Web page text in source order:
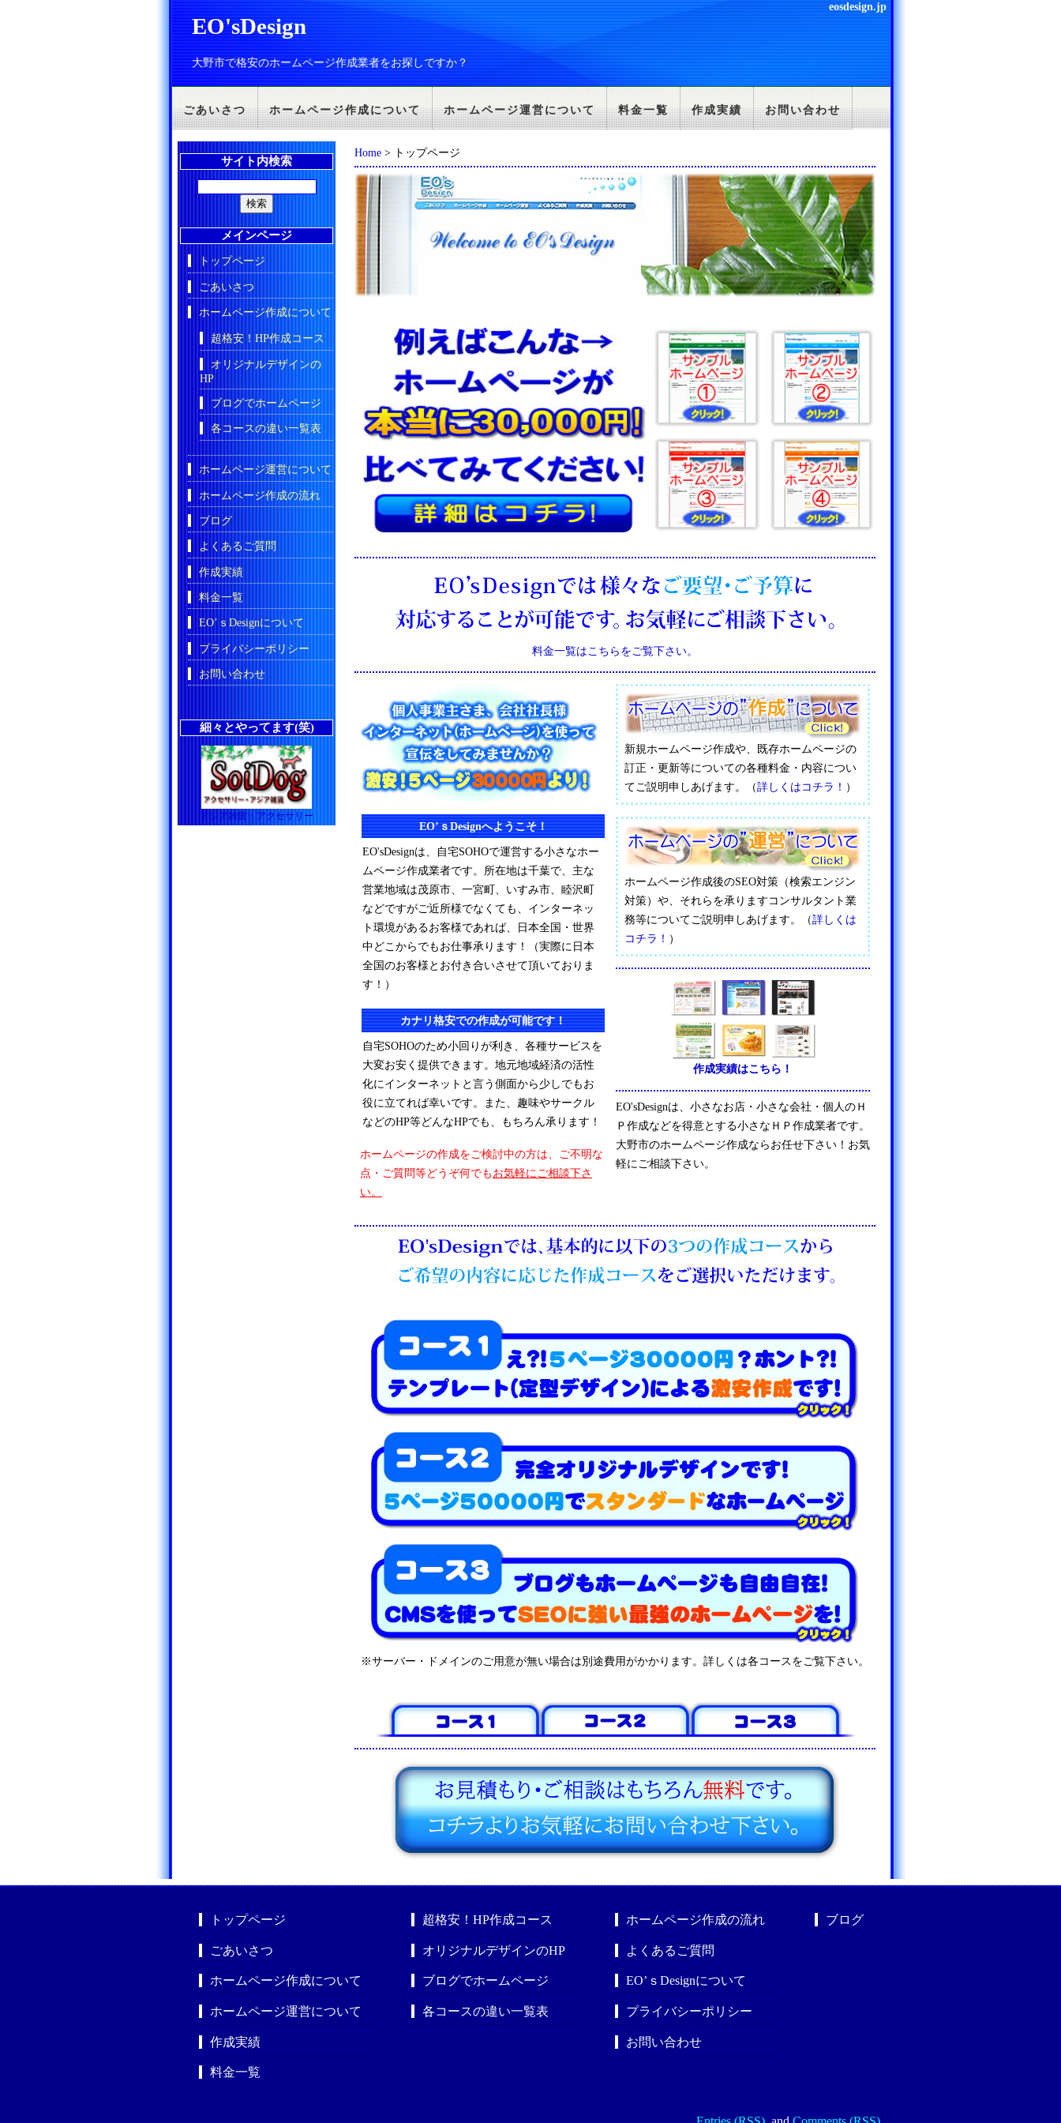
EO'sDesign
大野市で格安のホームページ作成業者をお探しですか？
eosdesign.jp
ごあいさつ ホームページ作成について ホームページ運営について 料金一覧 作成実績 お問い合わせ
Home > トップページ
料金一覧はこちらをご覧下さい。
EO’ｓDesignへようこそ！
EO'sDesignは、自宅SOHOで運営する小さなホー
ムページ作成業者です。所在地は千葉で、主な
営業地域は茂原市、一宮町、いすみ市、睦沢町
などですがご近所様でなくても、インターネッ
ト環境があるお客様であれば、日本全国・世界
中どこからでもお仕事承ります！（実際に日本
全国のお客様とお付き合いさせて頂いておりま
す！）
カナリ格安での作成が可能です！
自宅SOHOのため小回りが利き、各種サービスを
大変お安く提供できます。地元地域経済の活性
化にインターネットと言う側面から少しでもお
役に立てれば幸いです。また、趣味やサークル
などのHP等どんなHPでも、もちろん承ります！
ホームページの作成をご検討中の方は、ご不明な
点・ご質問等どうぞ何でもお気軽にご相談下さ
い。
新規ホームページ作成や、既存ホームページの
訂正・更新等についての各種料金・内容につい
てご説明申しあげます。（詳しくはコチラ！ ）
ホームページ作成後のSEO対策（検索エンジン
対策）や、それらを承りますコンサルタント業
務等についてご説明申しあげます。（詳しくは
コチラ！ ）
作成実績はこちら！
EO'sDesignは、小さなお店・小さな会社・個人のＨ
Ｐ作成などを得意とする小さなＨＰ作成業者です。
大野市のホームページ作成ならお任せ下さい！お気
軽にご相談下さい。
※サーバー・ドメインのご用意が無い場合は別途費用がかかります。詳しくは各コースをご覧下さい。
サイト内検索
メインページ
トップページ
ごあいさつ
ホームページ作成について
超格安！HP作成コース
オリジナルデザインの
HP
ブログでホームページ
各コースの違い一覧表
ホームページ運営について
ホームページ作成の流れ
ブログ
よくあるご質問
作成実績
料金一覧
EO’ｓDesignについて
プライバシーポリシー
お問い合わせ
細々とやってます(笑)
アジア雑貨・アクセサリー
トップページ
ごあいさつ
ホームページ作成について
ホームページ運営について
作成実績
料金一覧
超格安！HP作成コース
オリジナルデザインのHP
ブログでホームページ
各コースの違い一覧表
ホームページ作成の流れ
よくあるご質問
EO’ｓDesignについて
プライバシーポリシー
お問い合わせ
ブログ